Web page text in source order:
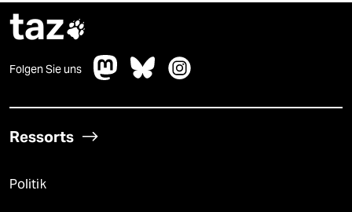
taz
Folgen Sie uns
Ressorts
Politik